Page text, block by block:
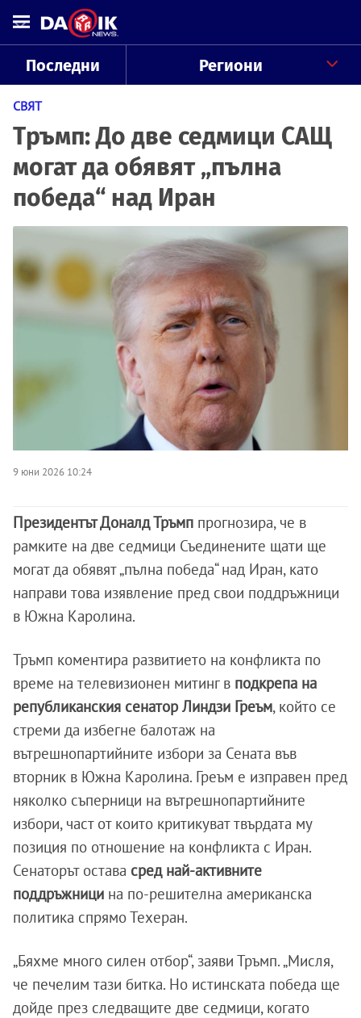
Последни Региони
СВЯТ
Тръмп: До две седмици САЩ
могат да обявят „пълна
победа“ над Иран
9 юни 2026 10:24
Президентът Доналд Тръмп прогнозира, че в
рамките на две седмици Съединените щати ще
могат да обявят „пълна победа“ над Иран, като
направи това изявление пред свои поддръжници
в Южна Каролина.
Тръмп коментира развитието на конфликта по
време на телевизионен митинг в подкрепа на
републиканския сенатор Линдзи Греъм, който се
стреми да избегне балотаж на
вътрешнопартийните избори за Сената във
вторник в Южна Каролина. Греъм е изправен пред
няколко съперници на вътрешнопартийните
избори, част от които критикуват твърдата му
позиция по отношение на конфликта с Иран.
Сенаторът остава сред най-активните
поддръжници на по-решителна американска
политика спрямо Техеран.
„Бяхме много силен отбор“, заяви Тръмп. „Мисля,
че печелим тази битка. Но истинската победа ще
дойде през следващите две седмици, когато